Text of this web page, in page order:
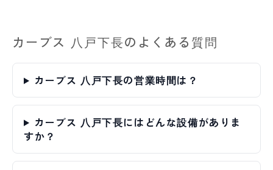
カーブス 八戸下長のよくある質問
カーブス 八戸下長の営業時間は？
カーブス 八戸下長にはどんな設備がありま
すか？